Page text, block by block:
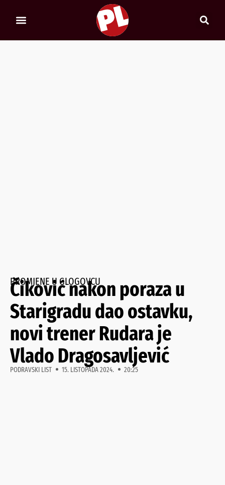
PROMJENE U GLOGOVCU
Čiković nakon poraza u
Starigradu dao ostavku,
novi trener Rudara je
Vlado Dragosavljević
PODRAVSKI LIST 15. LISTOPADA 2024. 20:25